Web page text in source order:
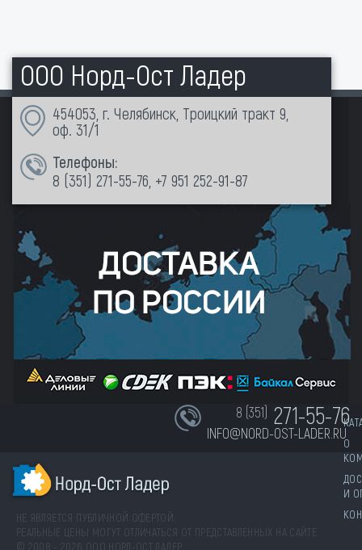
ООО Норд-Ост Ладер
454053, г. Челябинск, Троицкий тракт 9,
оф. 31/1
Телефоны:
8 (351) 271-55-76 +7 951 252-91-87
О
И
8 (351) 271-55-76
INFO@NORD-OST-LADER.RU
НЕ ЯВЛЯЕТСЯ ПУБЛИЧНОЙ ОФЕРТОЙ.
РЕАЛЬНЫЕ ЦЕНЫ МОГУТ ОТЛИЧАТЬСЯ ОТ ПРЕДСТАВЛЕННЫХ НА САЙТЕ
© 2008 - 2026 ООО НОРД-ОСТ ЛАДЕР